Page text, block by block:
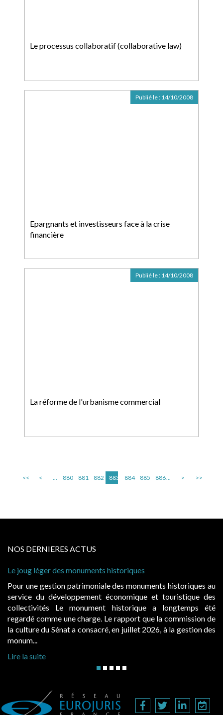
Le processus collaboratif (collaborative law)
Epargnants et investisseurs face à la crise
financière
Publié le : 14/10/2008
La réforme de l'urbanisme commercial
Publié le : 14/10/2008
<< < ... 880 881 882 883 884 885 886... > >>
NOS DERNIERES ACTUS
Le joug léger des monuments historiques
Pour une gestion patrimoniale des monuments historiques au
service du développement économique et touristique des
collectivités Le monument historique a longtemps été
regardé comme une charge. Le rapport que la commission de
la culture du Sénat a consacré, en juillet 2026, à la gestion des
monum...
Lire la suite